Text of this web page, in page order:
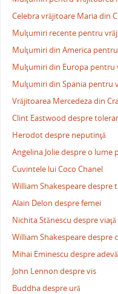
Celebra vrăjitoare Maria din
Mulţumiri recente pentru
Mulţumiri din America
Mulţumiri din Europa pentru
Mulţumiri din Spania pentru
Vrăjitoarea Mercedeza din
Clint Eastwood despre
Herodot despre neputinţă
Angelina Jolie despre o lume
Cuvintele lui Coco Chanel
William Shakespeare despre
Alain Delon despre femei
Nichita Stănescu despre viaţă
William Shakespeare despre
Mihai Eminescu despre
John Lennon despre vis
Buddha despre ură